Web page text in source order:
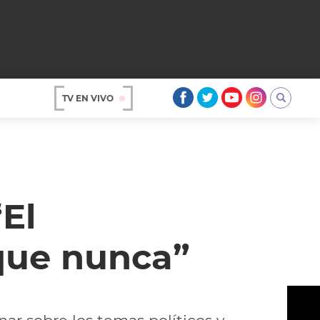
TV EN VIVO
nunca”